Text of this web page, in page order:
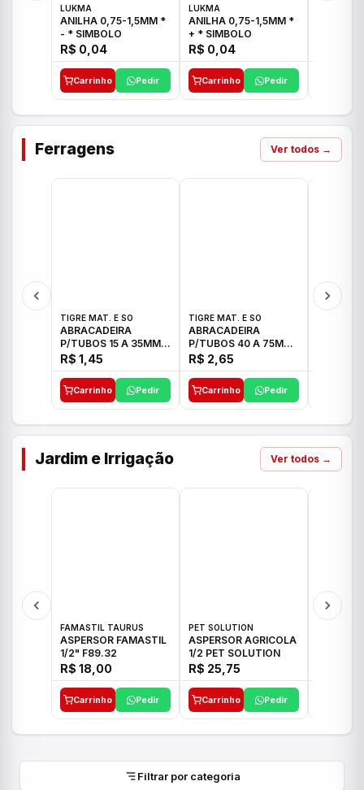
LUKMA
ANILHA 0,75-1,5MM *
- * SIMBOLO
R$ 0,04
Carrinho Pedir
LUKMA
ANILHA 0,75-1,5MM *
+ * SIMBOLO
R$ 0,04
Carrinho Pedir
Ferragens Ver todos →
TIGRE MAT. E SO
ABRACADEIRA
P/TUBOS 15 A 35MM
TIGRE
R$ 1,45
Carrinho Pedir
TIGRE MAT. E SO
ABRACADEIRA
P/TUBOS 40 A 75MM
TIGRE
R$ 2,65
Carrinho Pedir
Jardim e Irrigação Ver todos →
FAMASTIL TAURUS
ASPERSOR FAMASTIL
1/2" F89.32
R$ 18,00
Carrinho Pedir
PET SOLUTION
ASPERSOR AGRICOLA
1/2 PET SOLUTION
R$ 25,75
Carrinho Pedir
Filtrar por categoria